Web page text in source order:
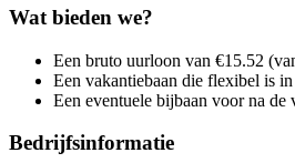
Wat bieden we?
Een bruto uurloon van €15.52
Een vakantiebaan die flexibel is
Een eventuele bijbaan voor na de
Bedrijfsinformatie